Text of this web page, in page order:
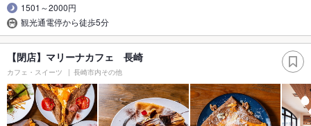
1501～2000円
観光通電停から徒歩5分
【閉店】マリーナカフェ 長崎
カフェ・スイーツ 長崎市内その他